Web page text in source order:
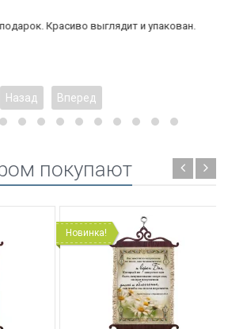
Красиво выглядит и упакован.
Назад Вперед
покупают
Новинка!